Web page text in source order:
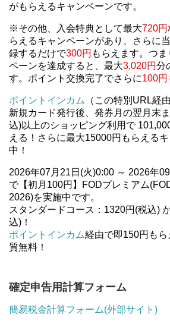
がもらえるキャンペーンです。
※その他、入会特典として最大720円
らえるキャンペーンがあり、さらに
録するだけで300円 もらえます。つ
ペーンを達成すると、最大3,020円分
す。ポイント交換完了でさらに100円
ポイントインカム （この特別URL経
新規カード発行後、発券月の翌月末
込)以上のショッピング利用で
える！さらに最大15000円もらえる
中！
2026年07月21日(火)0:00 ～ 2026年
で【初月100円】FODプレミアム
2026)を実施中です。
スタンダードコース：1320円(税込)
込)！
ポイントインカム経由で即150円も
質無料！
確定申告用計算フォーム
簡易税金計算フォーム(外部サイト)